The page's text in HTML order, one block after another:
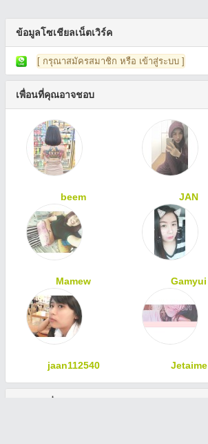
ข้อมูลโซเชียลเน็ตเวิร์ค
[ กรุณาสมัครสมาชิก หรือ เข้าสู่ระบบ ]
เพื่อนที่คุณอาจชอบ
beem JAN
Mamew Gamyui
jaan112540 Jetaime